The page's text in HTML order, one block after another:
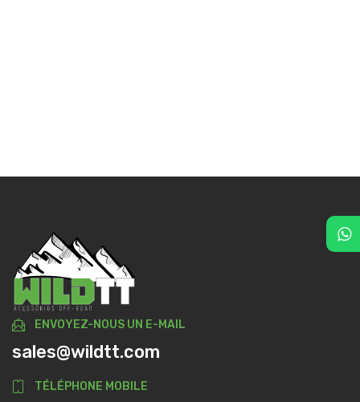
ENVOYEZ-NOUS UN E-MAIL
sales@wildtt.com
TÉLÉPHONE MOBILE